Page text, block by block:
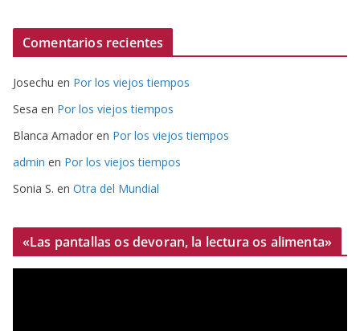
Comentarios recientes
Josechu en Por los viejos tiempos
Sesa en Por los viejos tiempos
Blanca Amador en Por los viejos tiempos
admin en Por los viejos tiempos
Sonia S. en Otra del Mundial
«Las pantallas os devoran, la lectura os alimenta»